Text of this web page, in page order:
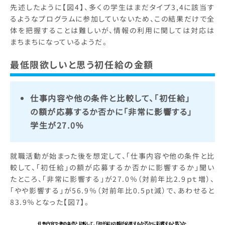
先述したように【図4】、多くの学生はまだタイプ3,4に該当す
るようなプログラムに参加していないため、この結果だけで全
体を把握することは難しいが、情報の利用に関しては対応は
まちまちになっているようだ。
最低限欲しいと思う初任給の金額
仕事内容や他の条件と比較して、「初任給」
の額が応募するか否かに「非常に影響する」
学生が27.0％
就職活動が始まった後を想定して、「仕事内容や他の条件と比
較して、「初任給」の額が応募するか否かに影響するか」聞い
たところ、「非常に影響する」が27.0％（対前年比2.9ｐｔ増）、
「やや影響する」が56.9％（対前年比0.5pt減）で、あわせると
83.9％となった【図7】。